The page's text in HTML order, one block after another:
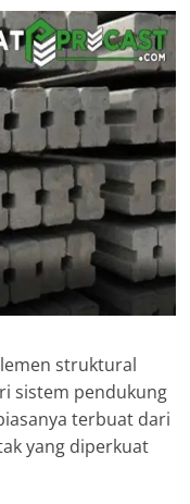
struktural
sistem pendukung
terbuat dari
yang diperkuat